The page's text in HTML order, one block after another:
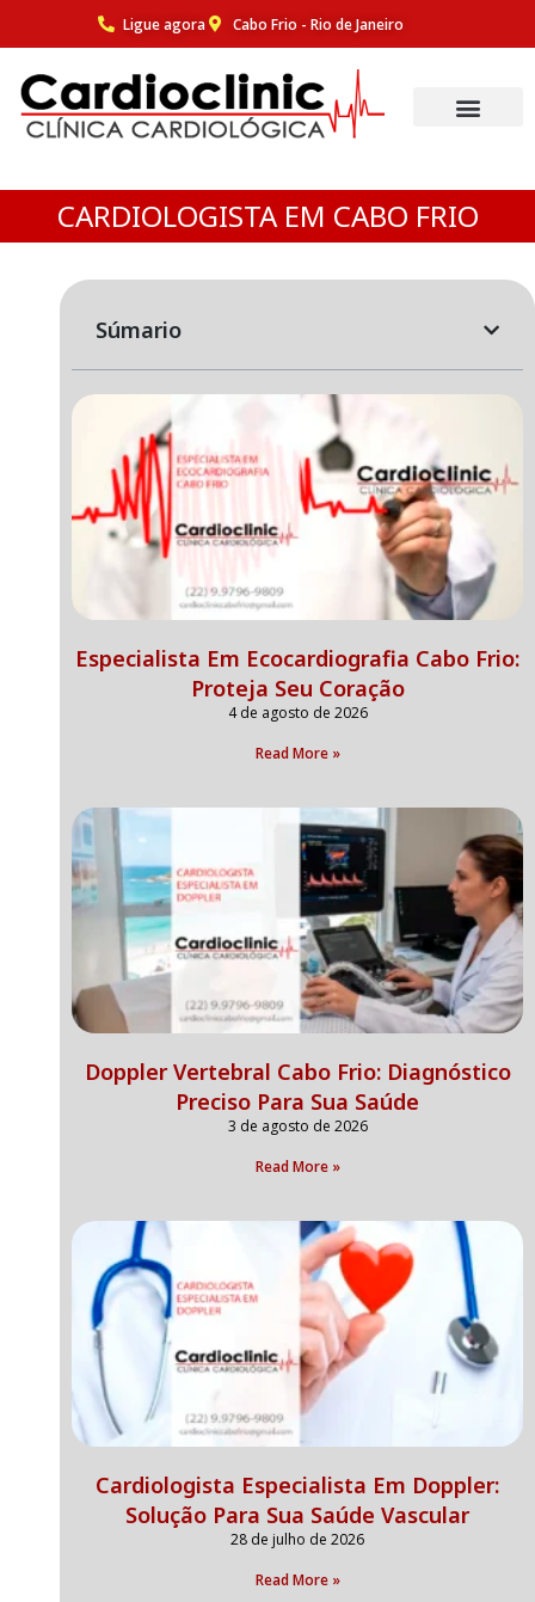
para
o
Ligue agora Cabo Frio - Rio de Janeiro
CARDIOLOGISTA EM CABO FRIO
Súmario
Especialista Em Ecocardiografia Cabo Frio:
Proteja Seu Coração
4 de agosto de 2026
Read More »
Doppler Vertebral Cabo Frio: Diagnóstico
Preciso Para Sua Saúde
3 de agosto de 2026
Read More »
Cardiologista Especialista Em Doppler:
Solução Para Sua Saúde Vascular
28 de julho de 2026
Read More »